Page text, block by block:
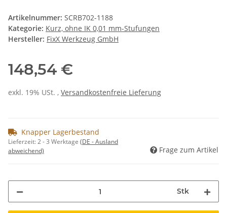
Artikelnummer: SCRB702-1188
Kategorie: Kurz, ohne IK 0,01 mm-Stufungen
Hersteller: FixX Werkzeug GmbH
148,54 €
exkl. 19% USt. , Versandkostenfreie Lieferung
Knapper Lagerbestand
Lieferzeit:2 - 3 Werktage (DE - Ausland
abweichend)
Frage zum Artikel
Stk